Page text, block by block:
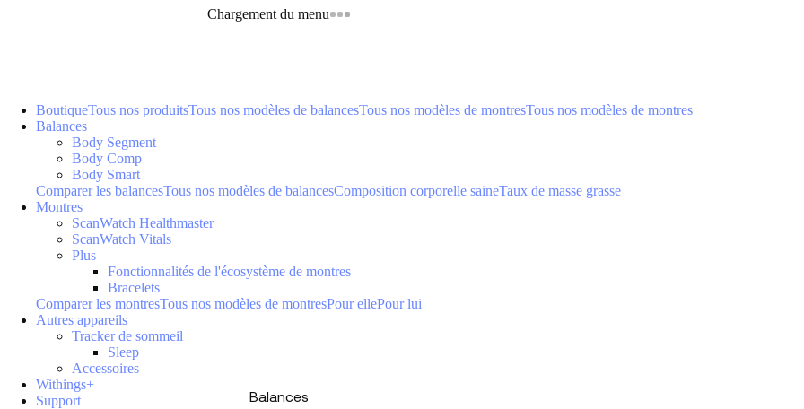
Chargement du menu
Balances
BoutiqueTous nos produitsTous nos modèles de balancesTous nos modèles de montresTous nos modèles de montres
Balances
Body Segment
Body Comp
Body Smart
Comparer les balancesTous nos modèles de balancesComposition corporelle saineTaux de masse grasse
Montres
ScanWatch Healthmaster
ScanWatch Vitals
Plus
Fonctionnalités de l'écosystème de montres
Bracelets
Comparer les montresTous nos modèles de montresPour ellePour lui
Autres appareils
Tracker de sommeil
Sleep
Accessoires
Withings+
Support